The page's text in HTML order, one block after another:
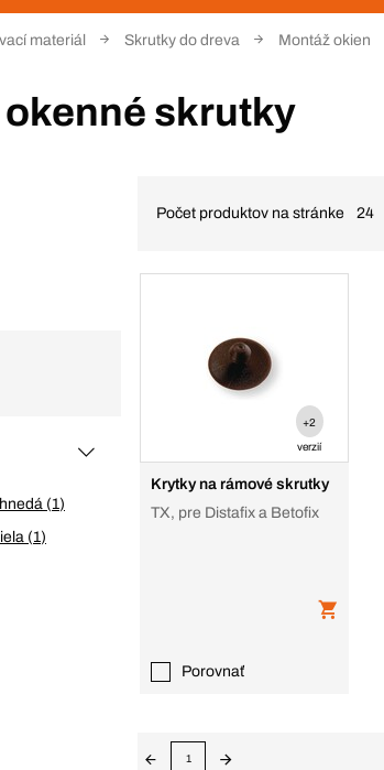
materiál Skrutky do dreva Montáž okien
skrutky
1
1
Počet produktov na stránke 24
+2
verzií
Krytky na rámové skrutky
TX, pre Distafix a Betofix
Porovnať
1